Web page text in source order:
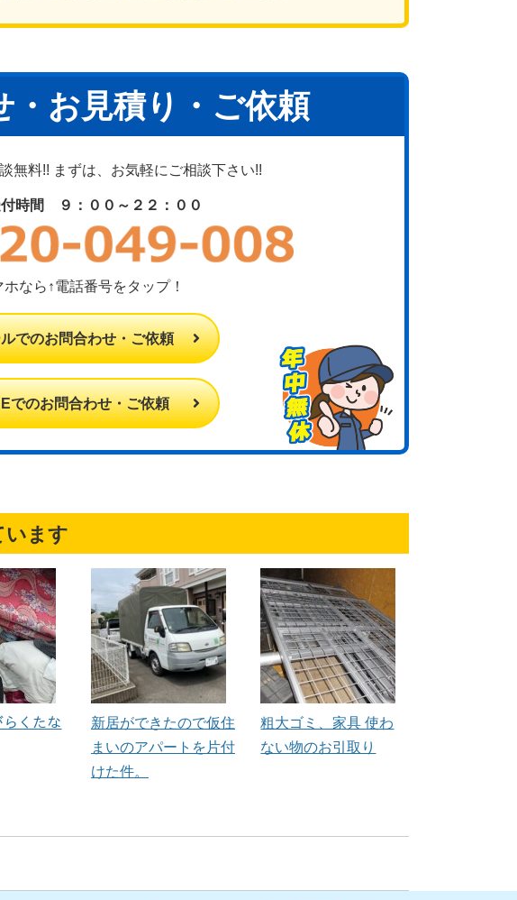
・お見積り・ご依頼
無料!! まずは、お気軽にご相談下さい!!
時間 ９：００～２２：００
ホなら↑電話番号をタップ！
でのお問合わせ・ご依頼
でのお問合わせ・ご依頼
います
らくたな
新居ができたので仮住
まいのアパートを片付
けた件。
粗大ゴミ、家具 使わ
ない物のお引取り